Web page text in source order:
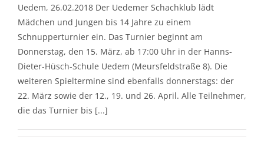
Uedem, 26.02.2018 Der Uedemer Schachklub lädt
Mädchen und Jungen bis 14 Jahre zu einem
Schnupperturnier ein. Das Turnier beginnt am
Donnerstag, den 15. März, ab 17:00 Uhr in der Hanns-
Dieter-Hüsch-Schule Uedem (Meursfeldstraße 8). Die
weiteren Spieltermine sind ebenfalls donnerstags: der
22. März sowie der 12., 19. und 26. April. Alle Teilnehmer,
die das Turnier bis [...]